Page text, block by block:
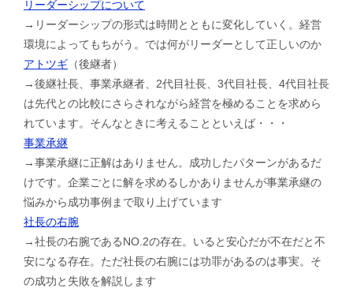
リーダーシップについて
→リーダーシップの形式は時間とともに変化していく。経営
環境によってもちがう。では何がリーダーとして正しいのか
アトツギ （後継者）
→後継社長、事業承継者、2代目社長、3代目社長、4代目社長
は先代との比較にさらされながら経営を極めることを求めら
れています。そんなときに考えることといえば・・・
事業承継
→事業承継に正解はありません。成功したパターンがあるだ
けです。企業ごとに解を求めるしかありませんが事業承継の
悩みから成功事例まで取り上げています
社長の右腕
→社長の右腕であるNO.2の存在。いると安心だが不在だと不
安になる存在。ただ社長の右腕には功罪があるのは事実。そ
の成功と失敗を解説します